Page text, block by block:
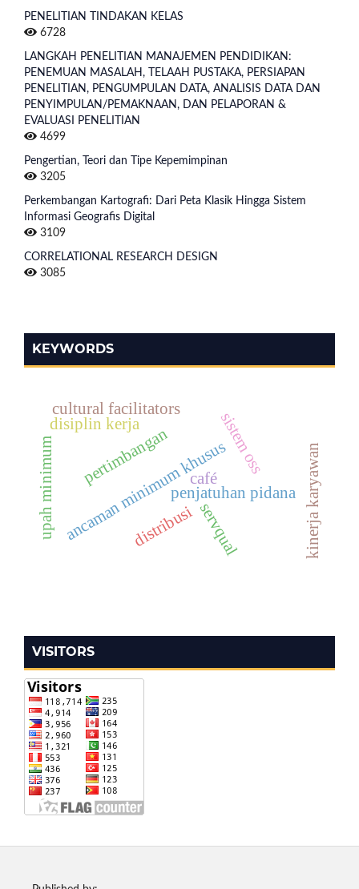
PENELITIAN TINDAKAN KELAS
6728
LANGKAH PENELITIAN MANAJEMEN PENDIDIKAN:
PENEMUAN MASALAH, TELAAH PUSTAKA, PERSIAPAN
PENELITIAN, PENGUMPULAN DATA, ANALISIS DATA DAN
PENYIMPULAN/PEMAKNAAN, DAN PELAPORAN &
EVALUASI PENELITIAN
4699
Pengertian, Teori dan Tipe Kepemimpinan
3205
Perkembangan Kartografi: Dari Peta Klasik Hingga Sistem
Informasi Geografis Digital
3109
CORRELATIONAL RESEARCH DESIGN
3085
KEYWORDS
penjatuhan pidana
ancaman minimum khusus
pertimbangan
disiplin kerja
kinerja karyawan
sistem oss
upah minimum servqual
café
distribusi
cultural facilitators
VISITORS